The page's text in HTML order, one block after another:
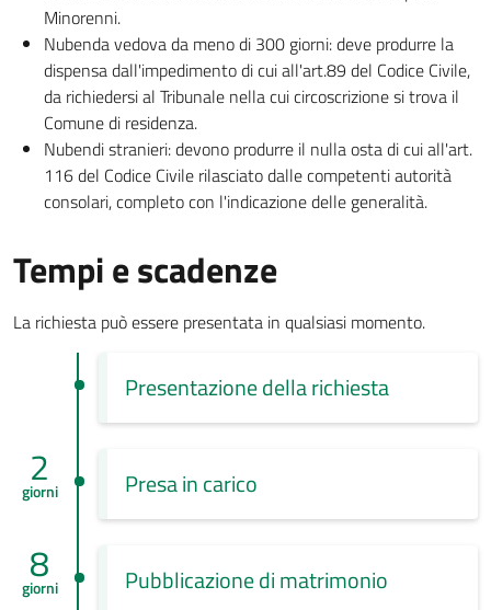
Minorenni.
Nubenda vedova da meno di 300 giorni: deve produrre la
dispensa dall'impedimento di cui all'art.89 del Codice Civile,
da richiedersi al Tribunale nella cui circoscrizione si trova il
Comune di residenza.
Nubendi stranieri: devono produrre il nulla osta di cui all'art.
116 del Codice Civile rilasciato dalle competenti autorità
consolari, completo con l'indicazione delle generalità.
Tempi e scadenze
La richiesta può essere presentata in qualsiasi momento.
Presentazione della richiesta
2
giorni Presa in carico
8
giorni Pubblicazione di matrimonio